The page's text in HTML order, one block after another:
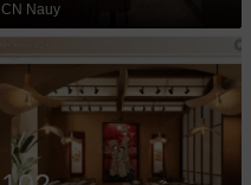
CN Nauy